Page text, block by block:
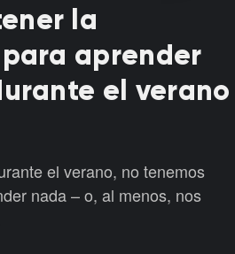
la
aprender
el verano
el verano, no tenemos
nada – o, al menos, nos